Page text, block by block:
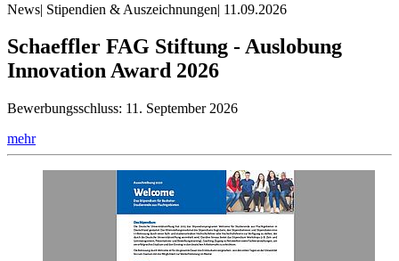
News| Stipendien & Auszeichnungen| 11.09.2026
Schaeffler FAG Stiftung - Auslobung
Innovation Award 2026
Bewerbungsschluss: 11. September 2026
mehr